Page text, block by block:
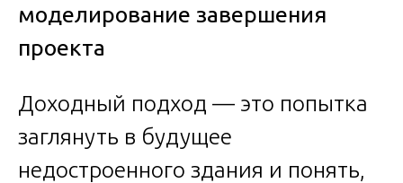
моделирование завершения
проекта
Доходный подход — это попытка
заглянуть в будущее
недостроенного здания и понять,